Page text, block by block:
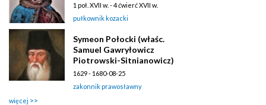
1 poł. XVII w. - 4 ćwierć XVII w.
pułkownik kozacki
Symeon Połocki (właśc.
Samuel Gawryłowicz
Piotrowski-Sitnianowicz)
1629 - 1680-08-25
zakonnik prawosławny
więcej